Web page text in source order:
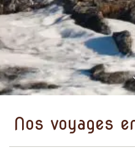
Nos voyages